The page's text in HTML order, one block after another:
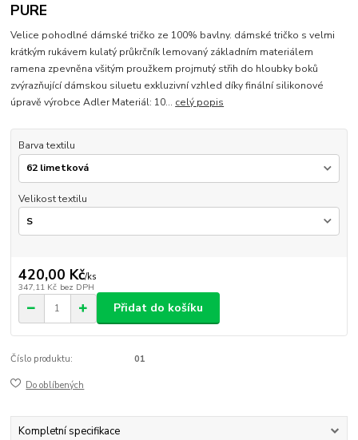
PURE
Velice pohodlné dámské tričko ze 100% bavlny. dámské tričko s velmi
krátkým rukávem kulatý průkrčník lemovaný základním materiálem
ramena zpevněna všitým proužkem projmutý střih do hloubky boků
zvýrazňující dámskou siluetu exkluzivní vzhled díky finální silikonové
úpravě výrobce Adler Materiál: 10... celý popis
Barva textilu
Velikost textilu
420,00 Kč/ks
347,11 Kč bez DPH
Přidat do košíku
Číslo produktu: 01
Do oblíbených
Kompletní specifikace